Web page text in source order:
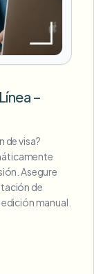
–
de visa?
Asegure
de
manual.